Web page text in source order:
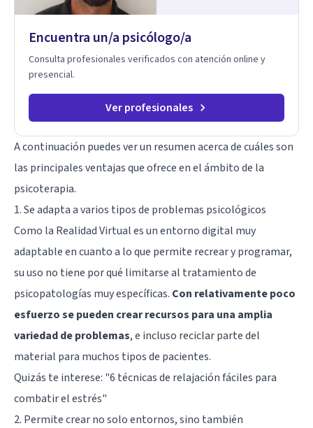
infancia y reestructuración cognitiva profunda, permitiendo
origen. Si buscas un proceso superficial, este no es el lugar.
raíz de lo que te ocurre, la Dra. Sandra Milena Jiménez Duque
es una de las mejores opciones para acompañarte. Porque
cuando sanas tu mundo interno, cambias tu forma de pensar,
Encuentra un/a psicólogo/a
Consulta profesionales verificados con atención online y
presencial.
Ver profesionales
A continuación puedes ver un resumen acerca de cuáles son
las principales ventajas que ofrece en el ámbito de la
psicoterapia.
1. Se adapta a varios tipos de problemas psicológicos
Como la Realidad Virtual es un entorno digital muy
adaptable en cuanto a lo que permite recrear y programar,
su uso no tiene por qué limitarse al tratamiento de
psicopatologías muy específicas. Con relativamente poco
esfuerzo se pueden crear recursos para una amplia
variedad de problemas, e incluso reciclar parte del
material para muchos tipos de pacientes.
Quizás te interese: "6 técnicas de relajación fáciles para
combatir el estrés"
2. Permite crear no solo entornos, sino también